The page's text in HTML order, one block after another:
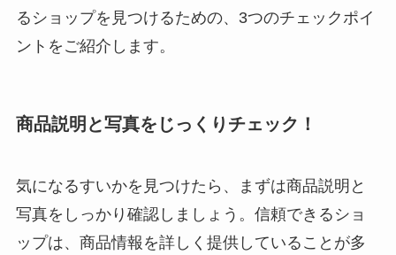
るショップを見つけるための、3つのチェックポイ
ントをご紹介します。
商品説明と写真をじっくりチェック！
気になるすいかを見つけたら、まずは商品説明と
写真をしっかり確認しましょう。信頼できるショ
ップは、商品情報を詳しく提供していることが多